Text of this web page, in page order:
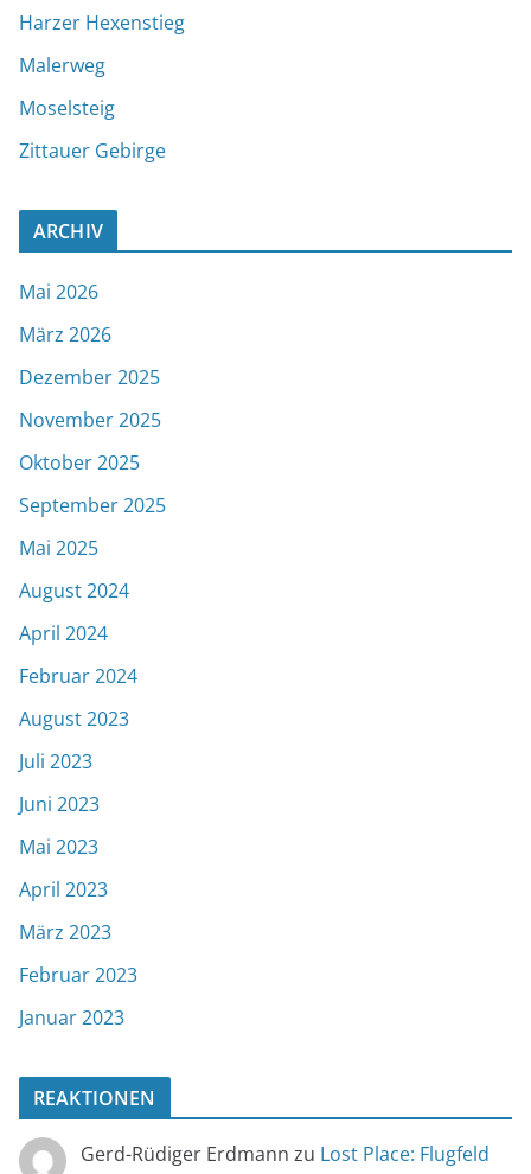
Harzer Hexenstieg
Malerweg
Moselsteig
Zittauer Gebirge
ARCHIV
Mai 2026
März 2026
Dezember 2025
November 2025
Oktober 2025
September 2025
Mai 2025
August 2024
April 2024
Februar 2024
August 2023
Juli 2023
Juni 2023
Mai 2023
April 2023
März 2023
Februar 2023
Januar 2023
REAKTIONEN
Gerd-Rüdiger Erdmann zu Lost Place: Flugfeld